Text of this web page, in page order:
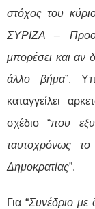
στόχος του
ΣΥΡΙΖΑ –
μπορέσει και αν
άλλο βήμα”.
καταγγείλει
σχέδιο “που
ταυτοχρόνως
Δημοκρατίας”.
Για “Συνέδριο με